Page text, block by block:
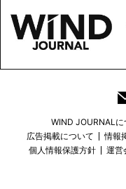
WIND JOURNALに
広告掲載について
情報
個人情報保護方針
運営